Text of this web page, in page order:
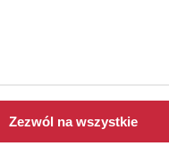
Zezwól na wszystkie
o nowych aukcjach,